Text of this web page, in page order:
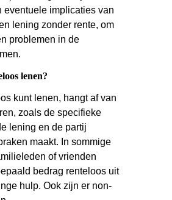
eventuele implicaties van
lening zonder rente, om
problemen in de
lenen?
kunt lenen, hangt af van
zoals de specifieke
lening en de partij
maakt. In sommige
of vrienden
bedrag renteloos uit
hulp. Ook zijn er non-